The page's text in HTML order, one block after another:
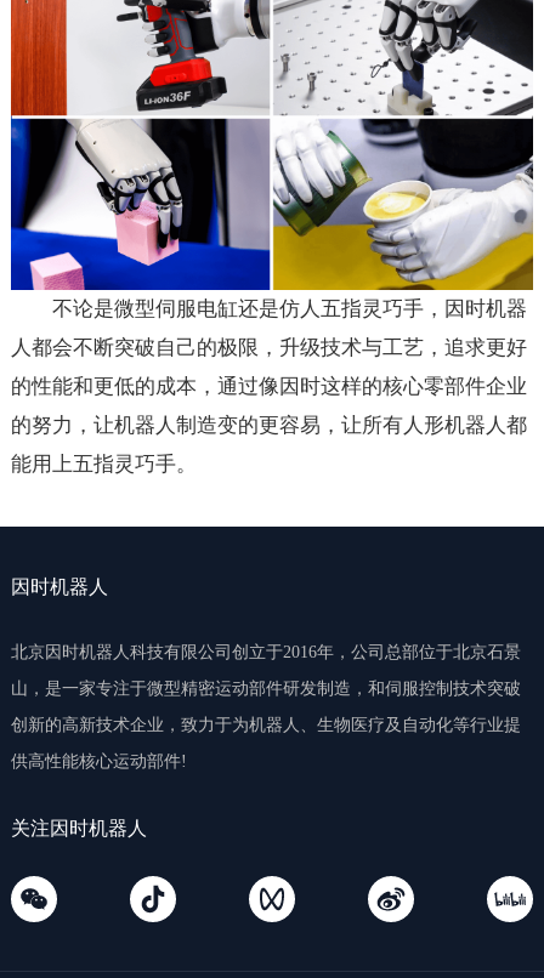
不论是微型伺服电缸还是仿人五指灵巧手，因时机器
人都会不断突破自己的极限，升级技术与工艺，追求更好
的性能和更低的成本，通过像因时这样的核心零部件企业
的努力，让机器人制造变的更容易，让所有人形机器人都
能用上五指灵巧手。
因时机器人
北京因时机器人科技有限公司创立于2016年，公司总部位于北京石景
山，是一家专注于微型精密运动部件研发制造，和伺服控制技术突破
创新的高新技术企业，致力于为机器人、生物医疗及自动化等行业提
供高性能核心运动部件!
关注因时机器人